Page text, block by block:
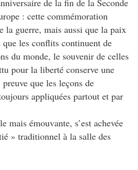
de la fin de la Seconde
: cette commémoration
la guerre, mais aussi que la paix
les conflits continuent de
du monde, le souvenir de celles
pour la liberté conserve une
que les leçons de
appliquées partout et par
mais émouvante, s’est achevée
» traditionnel à la salle des